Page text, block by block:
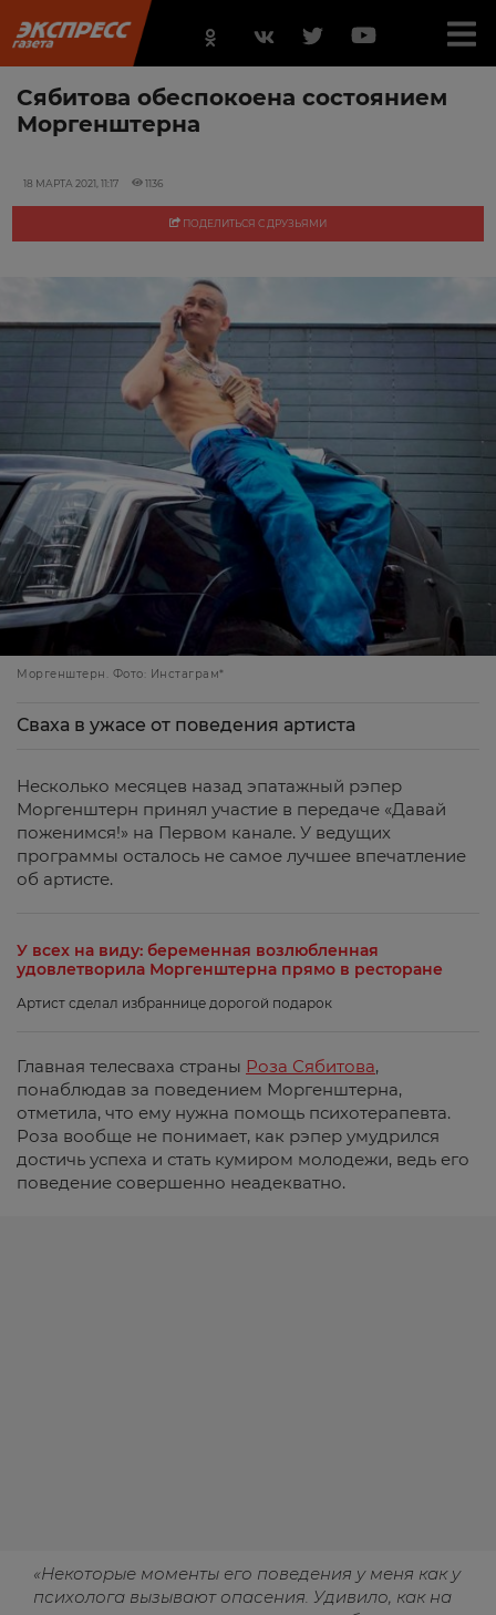
Сябитова обеспокоена состоянием
Моргенштерна
18 МАРТА 2021, 11:17 1136
ПОДЕЛИТЬСЯ С ДРУЗЬЯМИ
Моргенштерн. Фото: Инстаграм*
Сваха в ужасе от поведения артиста
Несколько месяцев назад эпатажный рэпер
Моргенштерн принял участие в передаче «Давай
поженимся!» на Первом канале. У ведущих
программы осталось не самое лучшее впечатление
об артисте.
У всех на виду: беременная возлюбленная
удовлетворила Моргенштерна прямо в ресторане
Артист сделал избраннице дорогой подарок
Главная телесваха страны Роза Сябитова,
понаблюдав за поведением Моргенштерна,
отметила, что ему нужна помощь психотерапевта.
Роза вообще не понимает, как рэпер умудрился
достичь успеха и стать кумиром молодежи, ведь его
поведение совершенно неадекватно.
«Некоторые моменты его поведения у меня как у
психолога вызывают опасения. Удивило, как на